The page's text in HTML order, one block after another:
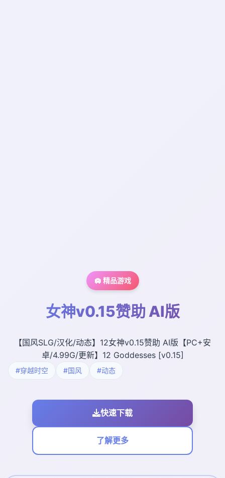
🛄 精品游戏
女神v0.15赞助 AI版
【国风SLG/汉化/动态】12女神v0.15赞助 AI版【PC+安
卓/4.99G/更新】12 Goddesses [v0.15]
#穿越时空 #国风 #动态
快速下载
了解更多